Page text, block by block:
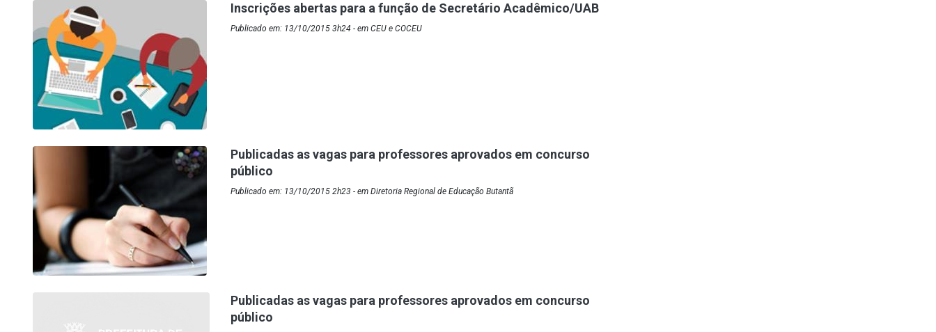
Inscrições abertas para a função de Secretário Acadêmico/UAB
Publicado em: 13/10/2015 3h24 - em CEU e COCEU
Publicadas as vagas para professores aprovados em concurso
público
Publicado em: 13/10/2015 2h23 - em Diretoria Regional de Educação Butantã
Publicadas as vagas para professores aprovados em concurso
público